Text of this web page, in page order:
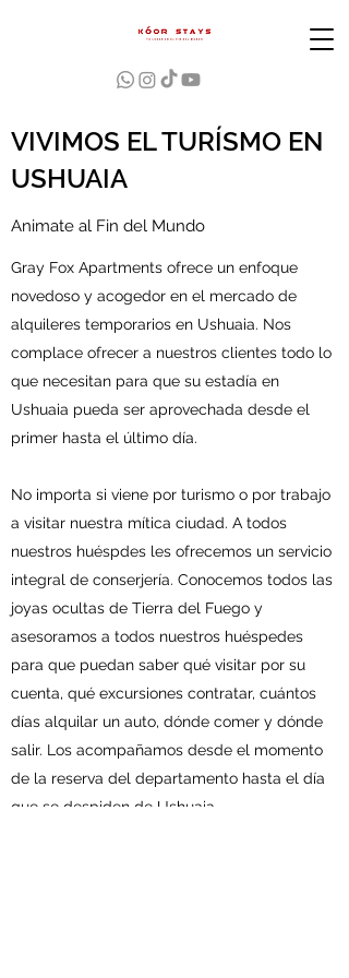
VIVIMOS EL TURÍSMO EN
USHUAIA
Animate al Fin del Mundo
Gray Fox Apartments ofrece un enfoque
novedoso y acogedor en el mercado de
alquileres temporarios en Ushuaia. Nos
complace ofrecer a nuestros clientes todo lo
que necesitan para que su estadía en
Ushuaia pueda ser aprovechada desde el
primer hasta el último día.
No importa si viene por turismo o por trabajo
a visitar nuestra mítica ciudad. A todos
nuestros huéspdes les ofrecemos un servicio
integral de conserjería. Conocemos todos las
joyas ocultas de Tierra del Fuego y
asesoramos a todos nuestros huéspedes
para que puedan saber qué visitar por su
cuenta, qué excursiones contratar, cuántos
días alquilar un auto, dónde comer y dónde
salir. Los acompañamos desde el momento
de la reserva del departamento hasta el día
que se despiden de Ushuaia.